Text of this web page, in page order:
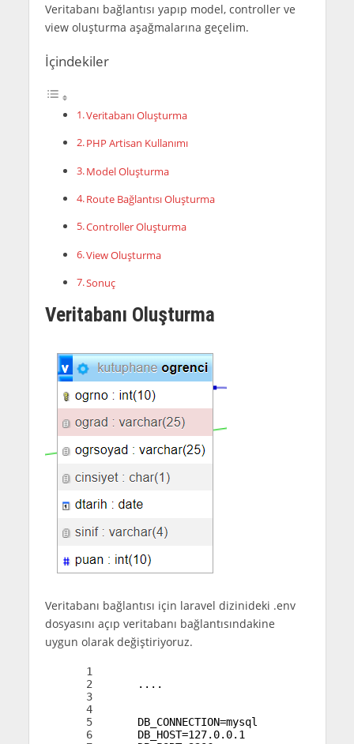
Veritabanı bağlantısı yapıp model, controller ve
view oluşturma aşağmalarına geçelim.
İçindekiler
Veritabanı Oluşturma
PHP Artisan Kullanımı
Model Oluşturma
Route Bağlantısı Oluşturma
Controller Oluşturma
View Oluşturma
Sonuç
Veritabanı Oluşturma
Veritabanı bağlantısı için laravel dizinideki .env
dosyasını açıp veritabanı bağlantısındakine
uygun olarak değiştiriyoruz.
1
2
3
4
5
6
. . . .
DB_CONNECTION=mysql
DB_HOST=127.0.0.1